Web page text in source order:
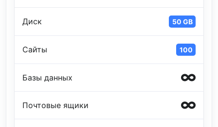
Диск 50 GB
Сайты 100
Базы данных
Почтовые ящики